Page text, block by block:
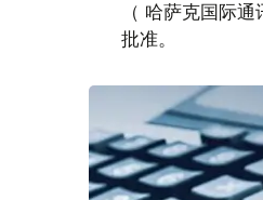
（ 哈萨克国际
批准。